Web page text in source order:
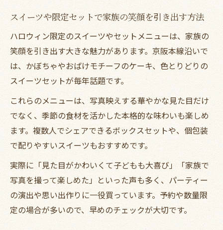
スイーツや限定セットで家族の笑顔を引き出す方法
ハロウィン限定のスイーツやセットメニューは、家族の
笑顔を引き出す大きな魅力があります。京阪本線沿いで
は、かぼちゃやおばけモチーフのケーキ、色とりどりの
スイーツセットが毎年話題です。
これらのメニューは、写真映えする華やかな見た目だけ
でなく、季節の食材を活かした本格的な味わいも楽しめ
ます。複数人でシェアできるボックスセットや、個包装
で配りやすいスイーツもおすすめです。
実際に「見た目がかわいくて子どもも大喜び」「家族で
写真を撮って楽しめた」といった声も多く、パーティー
の演出や思い出作りに一役買っています。予約や数量限
定の場合が多いので、早めのチェックが大切です。